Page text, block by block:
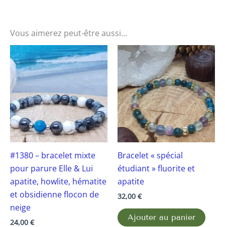
Vous aimerez peut-être aussi…
#1380 – bracelet mixte
pour parure Elle & Lui
apatite, howlite, hématite
et obsidienne flocon de
neige
24,00 €
Bracelet « spécial
étudiant » fluorite et
apatite
32,00 €
Ajouter au panier